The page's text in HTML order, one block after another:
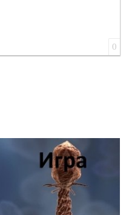
0